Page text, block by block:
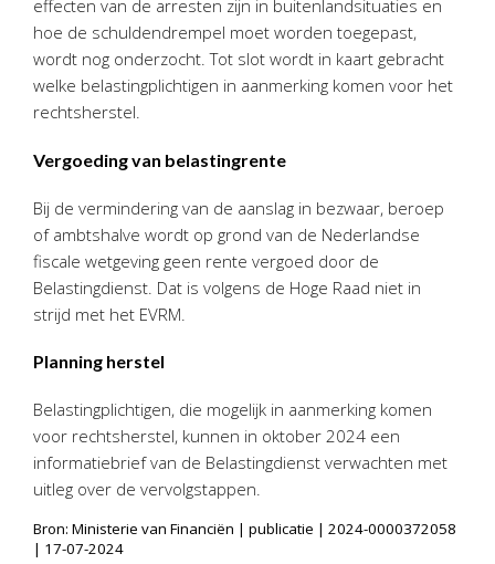
effecten van de arresten zijn in buitenlandsituaties en
hoe de schuldendrempel moet worden toegepast,
wordt nog onderzocht. Tot slot wordt in kaart gebracht
welke belastingplichtigen in aanmerking komen voor het
rechtsherstel.
Vergoeding van belastingrente
Bij de vermindering van de aanslag in bezwaar, beroep
of ambtshalve wordt op grond van de Nederlandse
fiscale wetgeving geen rente vergoed door de
Belastingdienst. Dat is volgens de Hoge Raad niet in
strijd met het EVRM.
Planning herstel
Belastingplichtigen, die mogelijk in aanmerking komen
voor rechtsherstel, kunnen in oktober 2024 een
informatiebrief van de Belastingdienst verwachten met
uitleg over de vervolgstappen.
Bron: Ministerie van Financiën | publicatie | 2024-0000372058
| 17-07-2024